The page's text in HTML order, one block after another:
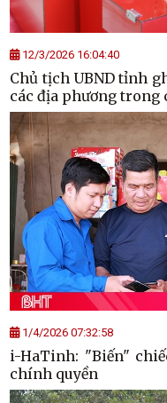
12/3/2026 16:04:40
Chủ tịch UBND tỉnh
các địa phương trong
1/4/2026 07:32:58
i-HaTinh: "Biến"
chính quyền